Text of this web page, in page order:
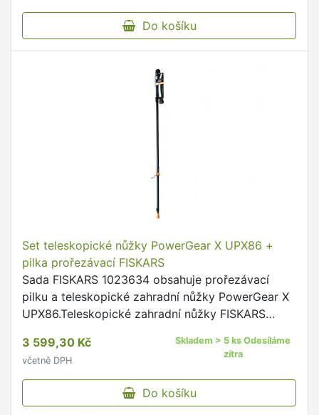
Do košíku
Set teleskopické nůžky PowerGear X UPX86 +
pilka prořezávací FISKARS
Sada FISKARS 1023634 obsahuje prořezávací
pilku a teleskopické zahradní nůžky PowerGear X
UPX86.Teleskopické zahradní nůžky FISKARS
UPX86 jsou jako stvořené …
3 599,30 Kč
včetně DPH
Skladem > 5 ks Odesíláme
zítra
Do košíku